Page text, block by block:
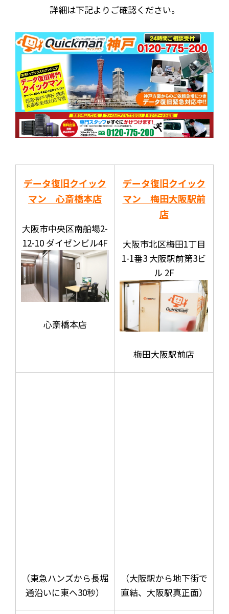
詳細は下記よりご確認ください。
データ復旧クイック
マン 心斎橋本店
大阪市中央区南船場2-
12-10 ダイゼンビル4F
心斎橋本店
データ復旧クイック
マン 梅田大阪駅前
店
大阪市北区梅田1丁目
1-1番3 大阪駅前第3ビ
ル 2F
梅田大阪駅前店
（東急ハンズから長堀
通沿いに東へ30秒）
（大阪駅から地下街で
直結、大阪駅真正面）